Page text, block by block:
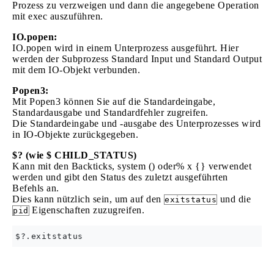
Prozess zu verzweigen und dann die angegebene Operation
mit exec auszuführen.
IO.popen:
IO.popen wird in einem Unterprozess ausgeführt. Hier
werden der Subprozess Standard Input und Standard Output
mit dem IO-Objekt verbunden.
Popen3:
Mit Popen3 können Sie auf die Standardeingabe,
Standardausgabe und Standardfehler zugreifen.
Die Standardeingabe und -ausgabe des Unterprozesses wird
in IO-Objekte zurückgegeben.
$? (wie $ CHILD_STATUS)
Kann mit den Backticks, system () oder% x {} verwendet
werden und gibt den Status des zuletzt ausgeführten
Befehls an.
Dies kann nützlich sein, um auf den exitstatus und die
pid Eigenschaften zuzugreifen.